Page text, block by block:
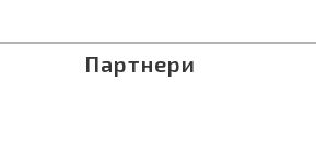
Партнери